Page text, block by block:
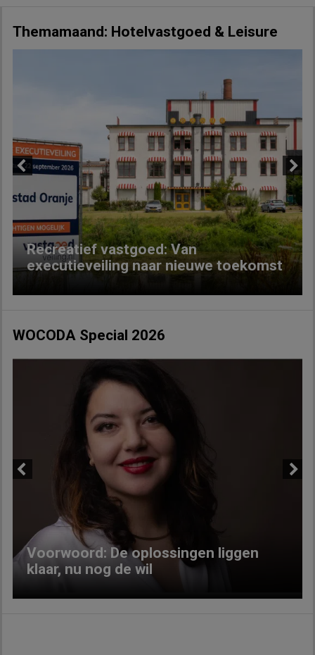
Themamaand: Hotelvastgoed & Leisure
Recreatief vastgoed: Van
executieveiling naar nieuwe toekomst
Next
WOCODA Special 2026
Voorwoord: De oplossingen liggen
klaar, nu nog de wil